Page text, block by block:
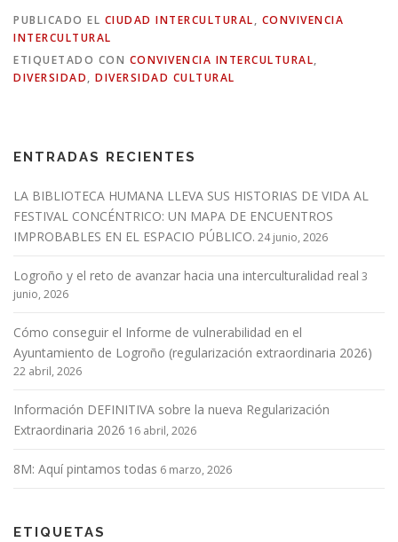
PUBLICADO EL CIUDAD INTERCULTURAL, CONVIVENCIA
INTERCULTURAL
ETIQUETADO CON CONVIVENCIA INTERCULTURAL,
DIVERSIDAD, DIVERSIDAD CULTURAL
ENTRADAS RECIENTES
LA BIBLIOTECA HUMANA LLEVA SUS HISTORIAS DE VIDA AL
FESTIVAL CONCÉNTRICO: UN MAPA DE ENCUENTROS
IMPROBABLES EN EL ESPACIO PÚBLICO. 24 junio, 2026
Logroño y el reto de avanzar hacia una interculturalidad real 3
junio, 2026
Cómo conseguir el Informe de vulnerabilidad en el
Ayuntamiento de Logroño (regularización extraordinaria 2026)
22 abril, 2026
Información DEFINITIVA sobre la nueva Regularización
Extraordinaria 2026 16 abril, 2026
8M: Aquí pintamos todas 6 marzo, 2026
ETIQUETAS